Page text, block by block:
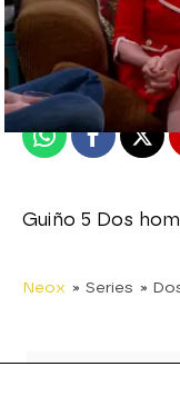
neox
Publicado:28 de
WhatsappFacebook
X
Guiño 5 Dos
Neox » Series »